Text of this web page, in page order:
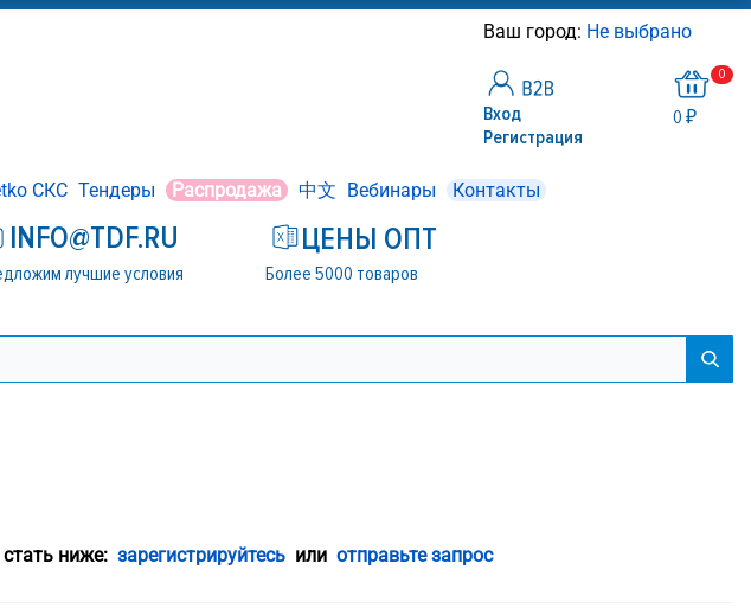
Ваш город: Не выбрано
Вход
Регистрация
0
0 ₽
СКС Тендеры Распродажа 中文 Вебинары Контакты
INFO@TDF.RU
лучшие условия
ЦЕНЫ ОПТ
Более 5000 товаров
ниже: зарегистрируйтесьили отправьте запрос